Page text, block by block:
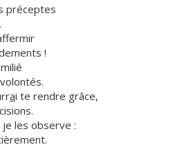
préceptes
!
ai te rendre grâce,
les observe :